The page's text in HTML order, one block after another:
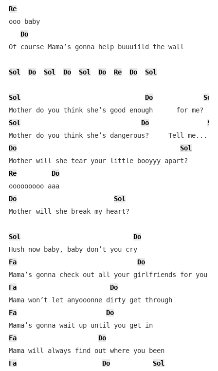
Re
ooo baby
Do
Of course Mama’s gonna help buuuiild the wall
Sol Do Sol Do Sol Do Re Do Sol
Sol Do
Sol
Sol
Do
Do
Sol
Re
Do
ooooooooo aaa
Do
Sol
Mother will she break my heart?
Sol
Do
Hush now baby, baby don’t you cry
Fa
Do
Mama’s gonna check out all your girlfriends for you
Fa
Do
Mama won’t let anyooonne dirty get through
Fa
Do
Mama’s gonna wait up until you get in
Fa
Do
Mama will always find out where you been
Fa
Do
Sol